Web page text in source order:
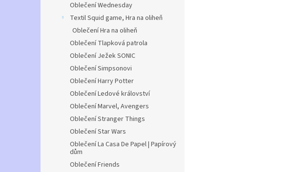
Oblečení Wednesday
Textil Squid game, Hra na oliheň
Oblečení Hra na oliheň
Oblečení Tlapková patrola
Oblečení Ježek SONIC
Oblečení Simpsonovi
Oblečení Harry Potter
Oblečení Ledové království
Oblečení Marvel, Avengers
Oblečení Stranger Things
Oblečení Star Wars
Oblečení La Casa De Papel | Papírový
dům
Oblečení Friends